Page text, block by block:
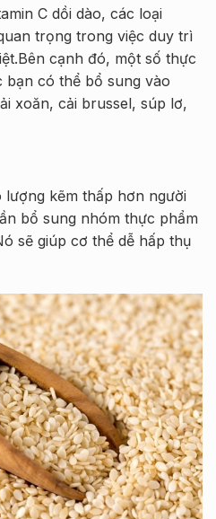
C dồi dào, các loại
trọng trong việc duy trì
cạnh đó, một số thực
bạn có thể bổ sung vào
xoăn, cải brussel, súp lơ,
kẽm thấp hơn người
bổ sung nhóm thực phẩm
sẽ giúp cơ thể dễ hấp thụ